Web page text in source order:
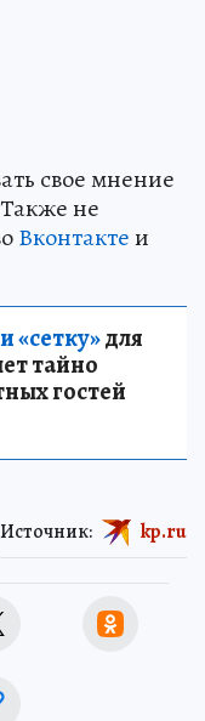
свое мнение
не
Вконтактеи
«сетку»для
тайно
гостей
Источник: kp.ru